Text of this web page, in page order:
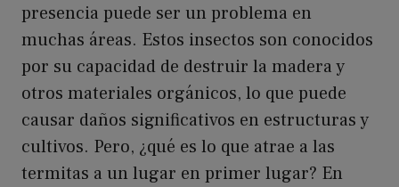
presencia puede ser un problema en
muchas áreas. Estos insectos son conocidos
por su capacidad de destruir la madera y
otros materiales orgánicos, lo que puede
causar daños significativos en estructuras y
cultivos. Pero, ¿qué es lo que atrae a las
termitas a un lugar en primer lugar? En